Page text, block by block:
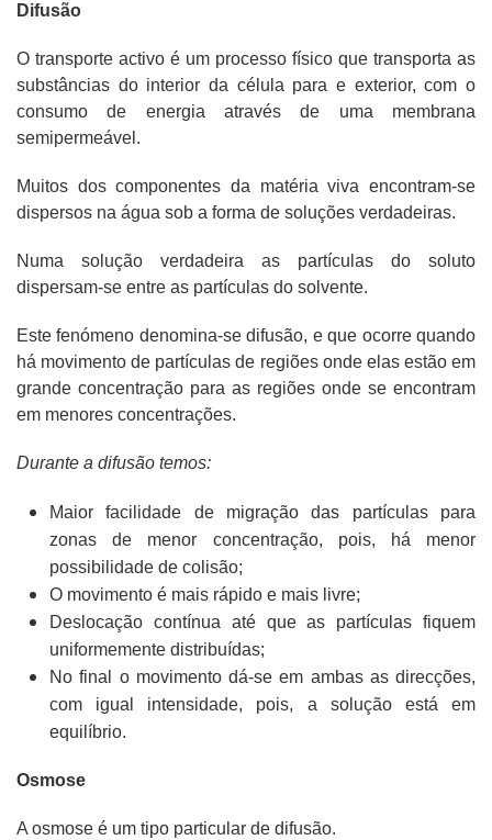
Difusão
O transporte activo é um processo físico que transporta as
substâncias do interior da célula para e exterior, com o
consumo de energia através de uma membrana
semipermeável.
Muitos dos componentes da matéria viva encontram-se
dispersos na água sob a forma de soluções verdadeiras.
Numa solução verdadeira as partículas do soluto
dispersam-se entre as partículas do solvente.
Este fenómeno denomina-se difusão, e que ocorre quando
há movimento de partículas de regiões onde elas estão em
grande concentração para as regiões onde se encontram
em menores concentrações.
Durante a difusão temos:
Maior facilidade de migração das partículas para
zonas de menor concentração, pois, há menor
possibilidade de colisão;
O movimento é mais rápido e mais livre;
Deslocação contínua até que as partículas fiquem
uniformemente distribuídas;
No final o movimento dá-se em ambas as direcções,
com igual intensidade, pois, a solução está em
equilíbrio.
Osmose
A osmose é um tipo particular de difusão.